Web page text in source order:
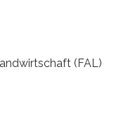
(FAL)